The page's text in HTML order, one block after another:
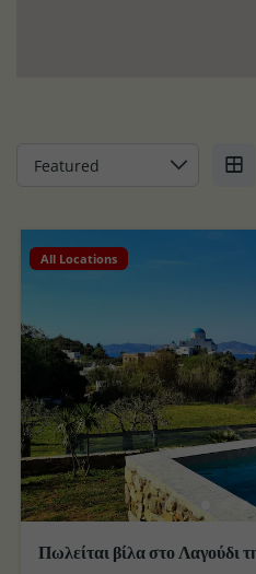
All Locations
Πωλείται βίλα στο Λαγούδι